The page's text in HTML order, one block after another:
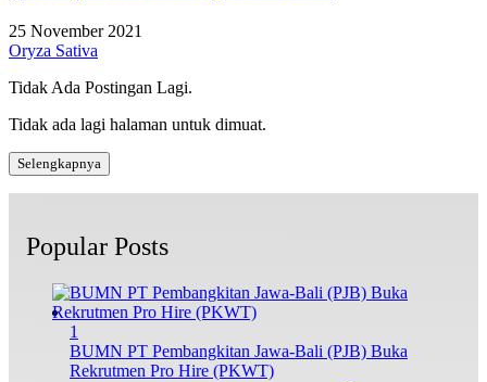
25 November 2021
Oryza Sativa
Tidak Ada Postingan Lagi.
Tidak ada lagi halaman untuk dimuat.
Selengkapnya
Popular Posts
1
BUMN PT Pembangkitan Jawa-Bali (PJB) Buka
Rekrutmen Pro Hire (PKWT)